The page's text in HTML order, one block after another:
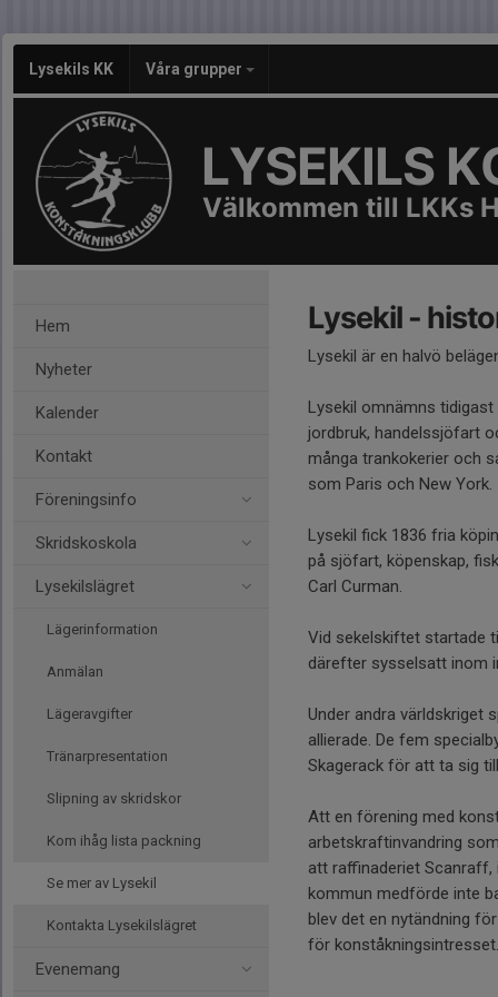
Lysekils KK Våra grupper
LYSEKILS
Välkommen till LKKs
Hem
Nyheter
Kalender
Kontakt
Föreningsinfo
Skridskoskola
Lysekilslägret
Lägerinformation
Anmälan
Lägeravgifter
Tränarpresentation
Slipning av skridskor
Kom ihåg lista packning
Se mer av Lysekil
Kontakta Lysekilslägret
Evenemang
Lysekil -
Lysekil är en halvö
Lysekil omnämns
jordbruk, handelssjöfart
många trankokerier och
som Paris och New York.
Lysekil fick 1836 fria
på sjöfart, köpenskap,
Carl Curman.
Vid sekelskiftet startade
därefter sysselsatt inom
Under andra världskriget
allierade. De fem
Skagerack för att ta sig
Att en förening med
arbetskraftinvandring
att raffinaderiet Scanraff,
kommun medförde inte
blev det en nytändning
för konståkningsintresset.